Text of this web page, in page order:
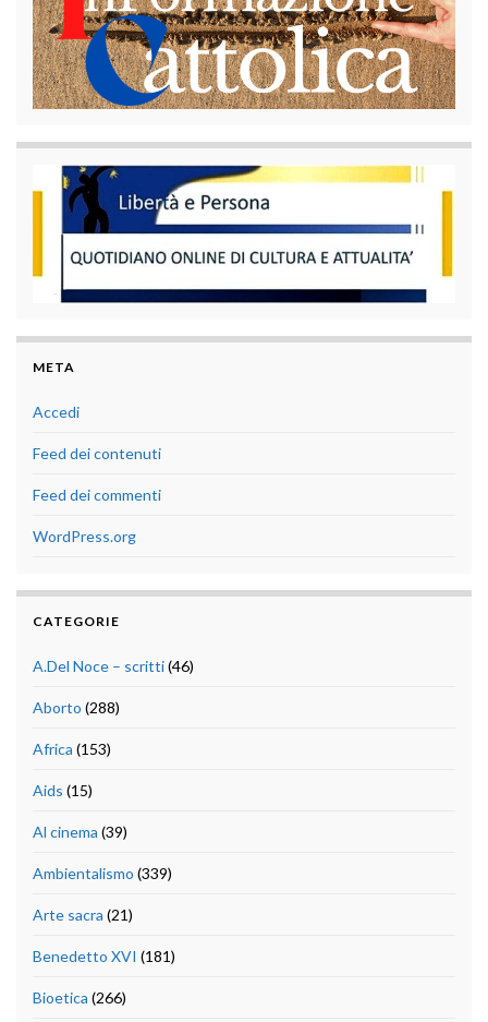
META
Accedi
Feed dei contenuti
Feed dei commenti
WordPress.org
CATEGORIE
A.Del Noce – scritti(46)
Aborto (288)
Africa (153)
Aids (15)
Al cinema (39)
Ambientalismo (339)
Arte sacra (21)
Benedetto XVI (181)
Bioetica (266)